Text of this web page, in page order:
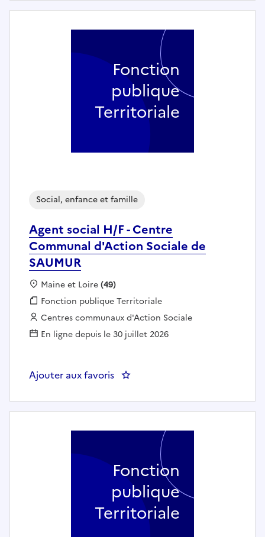
Agent social H/F - Centre
Communal d'Action Sociale de
SAUMUR
Social, enfance et famille
Localisation :
Maine et Loire(49)
Fonction publique :
Fonction publique Territoriale
Employeur :
Centres communaux d'Action Sociale
En ligne depuis le 30 juillet 2026
Ajouter aux favoris : Agent social H/F - Centre
Fonction
publique
Territoriale
Fonction
publique
Territoriale